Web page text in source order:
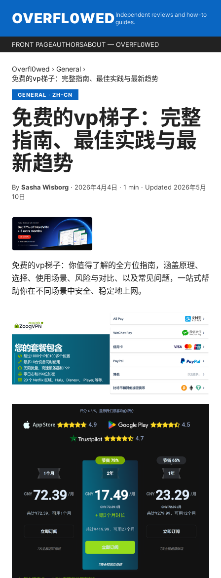
OVERFL0WED Independent reviews and how-to
guides.
FRONT PAGEAUTHORSABOUT — OVERFL0WED
Overfl0wed › General ›
免费的vp梯子：完整指南、最佳实践与最新趋势
GENERAL · ZH-CN
免费的vp梯子：完整
指南、最佳实践与最
新趋势
By Sasha Wisborg · 2026年4月4日 · 1 min · Updated 2026年5月
10日
免费的vp梯子：你值得了解的全方位指南，涵盖原理、
选择、使用场景、风险与对比、以及常见问题，一站式帮
助你在不同场景中安全、稳定地上网。